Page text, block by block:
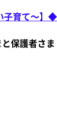
子育て～】◆
保護者さま